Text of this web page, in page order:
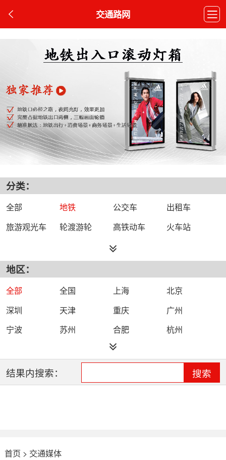
交通路网
分类：
全部 地铁 公交车
出租车
旅游观光车
轮渡游轮 高铁动车 火车站
地区：
全部 全国 上海
北京
深圳
天津 重庆
广州
宁波
苏州 合肥
杭州
西安
结果内搜索： 搜索
首页 > 交通媒体